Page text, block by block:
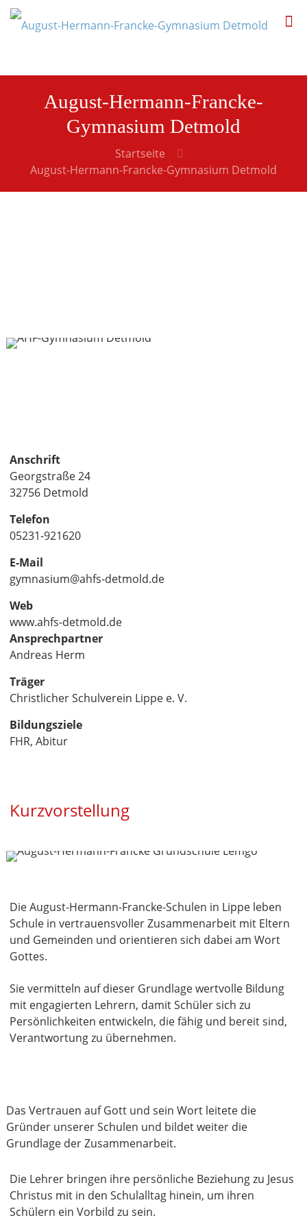
August-Hermann-Francke-
Gymnasium Detmold
Startseite
August-Hermann-Francke-Gymnasium Detmold
Anschrift
Georgstraße 24
32756 Detmold
Telefon
05231-921620
E-Mail
gymnasium@ahfs-detmold.de
Web
www.ahfs-detmold.de
Ansprechpartner
Andreas Herm
Träger
Christlicher Schulverein Lippe e. V.
Bildungsziele
FHR, Abitur
Kurzvorstellung
Die August-Hermann-Francke-Schulen in Lippe leben
Schule in vertrauensvoller Zusammenarbeit mit Eltern
und Gemeinden und orientieren sich dabei am Wort
Gottes.
Sie vermitteln auf dieser Grundlage wertvolle Bildung
mit engagierten Lehrern, damit Schüler sich zu
Persönlichkeiten entwickeln, die fähig und bereit sind,
Verantwortung zu übernehmen.
Das Vertrauen auf Gott und sein Wort leitete die
Gründer unserer Schulen und bildet weiter die
Grundlage der Zusammenarbeit.
Die Lehrer bringen ihre persönliche Beziehung zu Jesus
Christus mit in den Schulalltag hinein, um ihren
Schülern ein Vorbild zu sein.